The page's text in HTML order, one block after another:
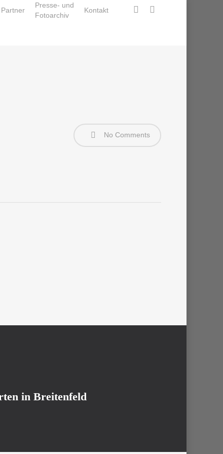
Presse- und
Fotoarchiv
Kontakt facebookinstagram
No Comments
in Breitenfeld